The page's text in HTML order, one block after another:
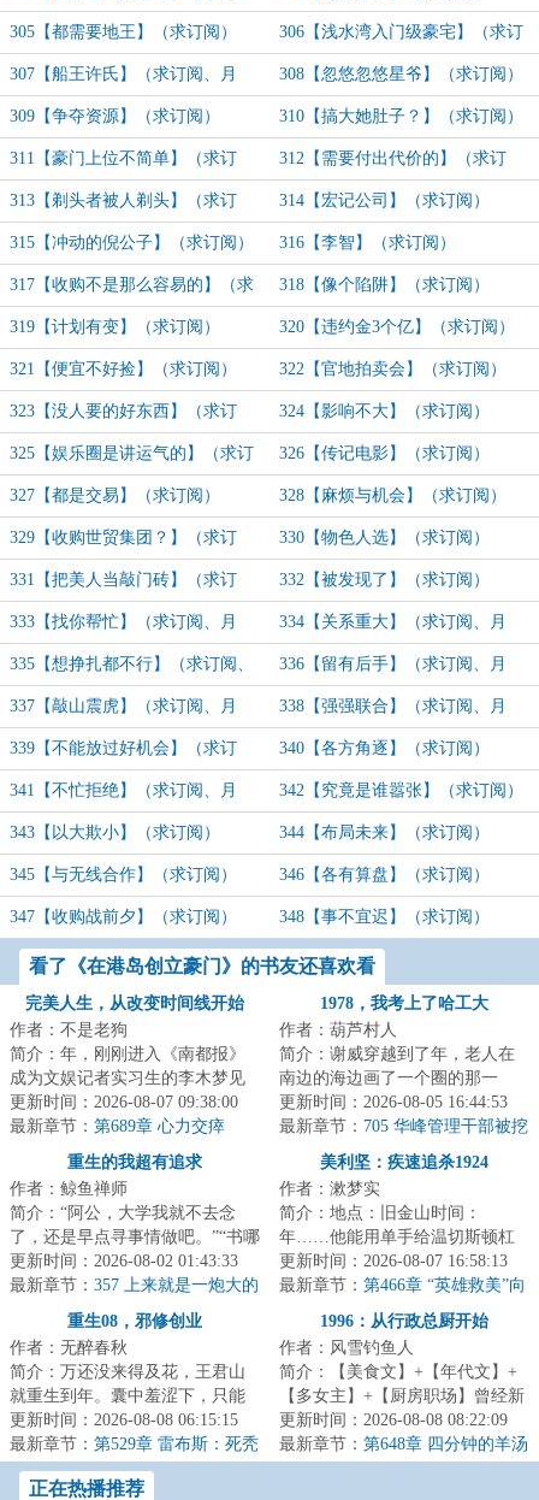
阅）
305【都需要地王】（求订阅） 306【浅水湾入门级豪宅】（求订
阅）
307【船王许氏】（求订阅、月
票）
308【忽悠忽悠星爷】（求订阅）
309【争夺资源】（求订阅） 310【搞大她肚子？】（求订阅）
311【豪门上位不简单】（求订
阅）
312【需要付出代价的】（求订
阅）
313【剃头者被人剃头】（求订
阅）
314【宏记公司】（求订阅）
315【冲动的倪公子】（求订阅） 316【李智】（求订阅）
317【收购不是那么容易的】（求
订阅）
318【像个陷阱】（求订阅）
319【计划有变】（求订阅） 320【违约金3个亿】（求订阅）
321【便宜不好捡】（求订阅） 322【官地拍卖会】（求订阅）
323【没人要的好东西】（求订
阅）
324【影响不大】（求订阅）
325【娱乐圈是讲运气的】（求订
阅）
326【传记电影】（求订阅）
327【都是交易】（求订阅） 328【麻烦与机会】（求订阅）
329【收购世贸集团？】（求订
阅）
330【物色人选】（求订阅）
331【把美人当敲门砖】（求订
阅）
332【被发现了】（求订阅）
333【找你帮忙】（求订阅、月
票）
334【关系重大】（求订阅、月
票）
335【想挣扎都不行】（求订阅、
月票）
336【留有后手】（求订阅、月
票）
337【敲山震虎】（求订阅、月
票）
338【强强联合】（求订阅、月
票）
339【不能放过好机会】（求订
阅）
340【各方角逐】（求订阅）
341【不忙拒绝】（求订阅、月
票）
342【究竟是谁嚣张】（求订阅）
343【以大欺小】（求订阅） 344【布局未来】（求订阅）
345【与无线合作】（求订阅） 346【各有算盘】（求订阅）
347【收购战前夕】（求订阅） 348【事不宜迟】（求订阅）
看了《在港岛创立豪门》的书友还喜欢看
完美人生，从改变时间线开始
作者：不是老狗
简介：年，刚刚进入《南都报》
成为文娱记者实习生的李木梦见
了未来的自己，对方说出了一组
彩票号码。第二...
更新时间：2026-08-07 09:38:00
最新章节： 第689章 心力交瘁
1978，我考上了哈工大
作者：葫芦村人
简介：谢威穿越到了年，老人在
南边的海边画了一个圈的那一
年，也是恢复高考的第二年。了
解时代发展脉络的...
更新时间：2026-08-05 16:44:53
最新章节： 705 华峰管理干部被挖
走一半，国际巨头的釜底抽薪之
重生的我超有追求
作者：鲸鱼禅师
简介：“阿公，大学我就不去念
了，还是早点寻事情做吧。”“书哪
能不念？做人要有追求，念了大
学，就有机...
更新时间：2026-08-02 01:43:33
最新章节： 357 上来就是一炮大的
美利坚：疾速追杀1924
作者：漱梦实
简介：地点：旧金山时间：
年……他能用单手给温切斯顿杠
杆步枪上弹。他精通美利坚居
合。他的莫桑比克射击...
更新时间：2026-08-07 16:58:13
最新章节： 第466章 “英雄救美”向
来是李昱的拿手好戏（二合一）
重生08，邪修创业
作者：无醉春秋
简介：万还没来得及花，王君山
就重生到年。囊中羞涩下，只能
一路骚操作地邪修创业。没启动
资金怎么办？有...
更新时间：2026-08-08 06:15:15
最新章节： 第529章 雷布斯：死秃
驴不死贫道，未来搜索亮剑！
1996：从行政总厨开始
作者：风雪钓鱼人
简介：【美食文】+【年代文】+
【多女主】+【厨房职场】曾经新
式融合菜掌门人陈芝虎重生了。
看着眼前的破...
更新时间：2026-08-08 08:22:09
最新章节： 第648章 四分钟的羊汤
正在热播推荐